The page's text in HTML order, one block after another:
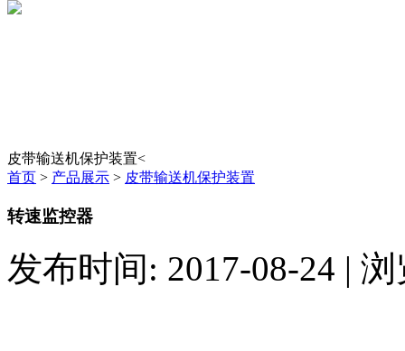
皮带输送机保护装置<
首页 > 产品展示 > 皮带输送机保护装置
转速监控器
发布时间: 2017-08-24 |